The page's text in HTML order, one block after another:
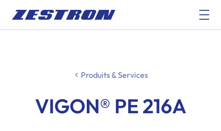
Produits & Services
VIGON® PE 216A